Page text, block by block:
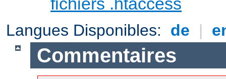
Langues Disponibles: de |
Commentaires